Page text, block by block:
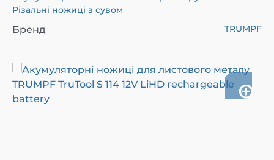
Різальні ножиці з сувом
Бренд TRUMPF